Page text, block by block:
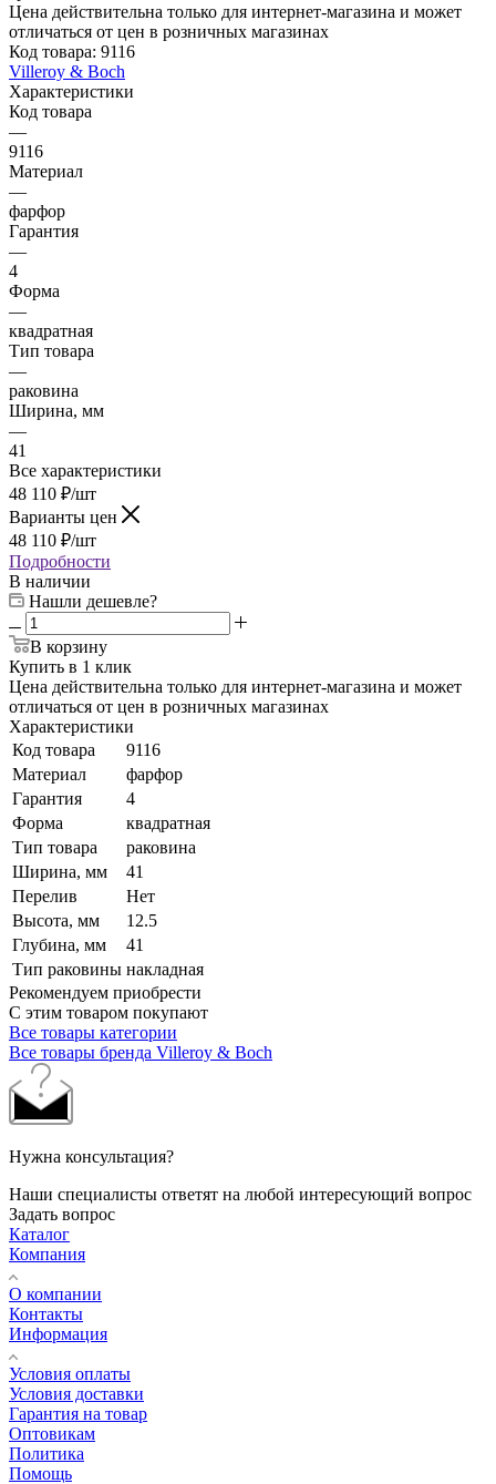
Цена действительна только для интернет-магазина и может
отличаться от цен в розничных магазинах
Код товара: 9116
Villeroy & Boch
Характеристики
Код товара
—
9116
Материал
—
фарфор
Гарантия
—
4
Форма
—
квадратная
Тип товара
—
раковина
Ширина, мм
—
41
Все характеристики
48 110 ₽/шт
Варианты цен
48 110 ₽/шт
Подробности
В наличии
Нашли дешевле?
В корзину
Купить в 1 клик
Цена действительна только для интернет-магазина и может
отличаться от цен в розничных магазинах
Характеристики
Код товара
9116
Материал
фарфор
Гарантия
4
Форма
квадратная
Тип товара
раковина
Ширина, мм
41
Перелив
Нет
Высота, мм
12.5
Глубина, мм
41
Тип раковины накладная
Рекомендуем приобрести
С этим товаром покупают
Все товары категории
Все товары бренда Villeroy & Boch
Нужна консультация?
Наши специалисты ответят на любой интересующий вопрос
Задать вопрос
Каталог
Компания
О компании
Контакты
Информация
Условия оплаты
Условия доставки
Гарантия на товар
Оптовикам
Политика
Помощь